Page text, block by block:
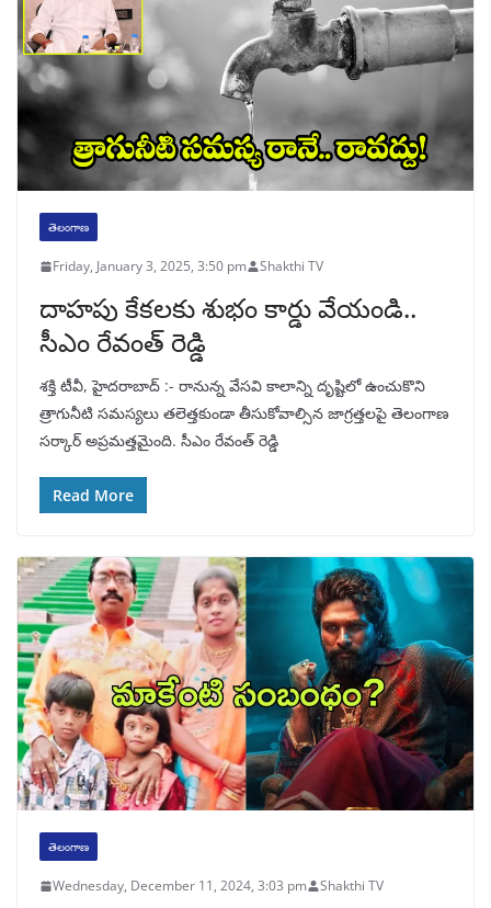
తెలంగాణ
Friday, January 3, 2025, 3:50 pm Shakthi TV
దాహపు కేకలకు శుభం కార్డు వేయండి..
సీఎం రేవంత్ రెడ్డి
శక్తి టీవీ, హైదరాబాద్ :- రానున్న వేసవి కాలాన్ని దృష్టిలో ఉంచుకొని
త్రాగునీటి సమస్యలు తలెత్తకుండా తీసుకోవాల్సిన జాగ్రత్తలపై తెలంగాణ
సర్కార్ అప్రమత్తమైంది. సీఎం రేవంత్ రెడ్డి
Read More
తెలంగాణ
Wednesday, December 11, 2024, 3:03 pm Shakthi TV